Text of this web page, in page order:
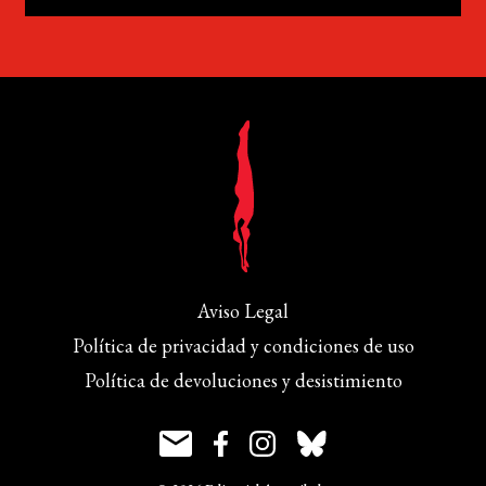
Aviso Legal
Política de privacidad y condiciones de uso
Política de devoluciones y desistimiento